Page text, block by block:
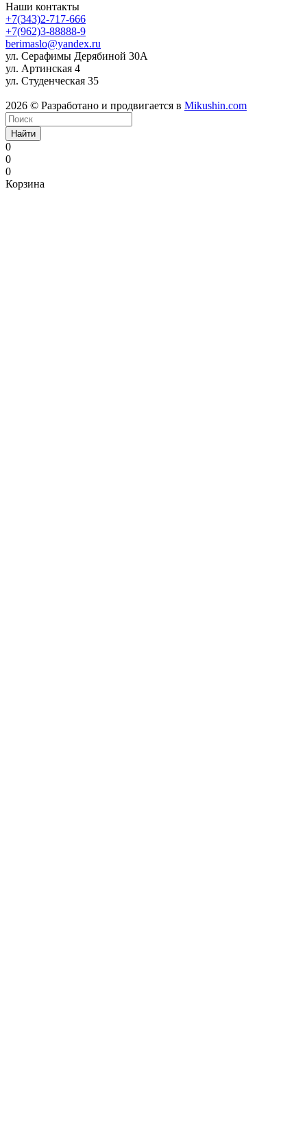
Наши контакты
+7(343)2-717-666
+7(962)3-88888-9
berimaslo@yandex.ru
ул. Серафимы Дерябиной 30А
ул. Артинская 4
ул. Студенческая 35
2026 © Разработано и продвигается в Mikushin.com
Найти
0
0
0
Корзина